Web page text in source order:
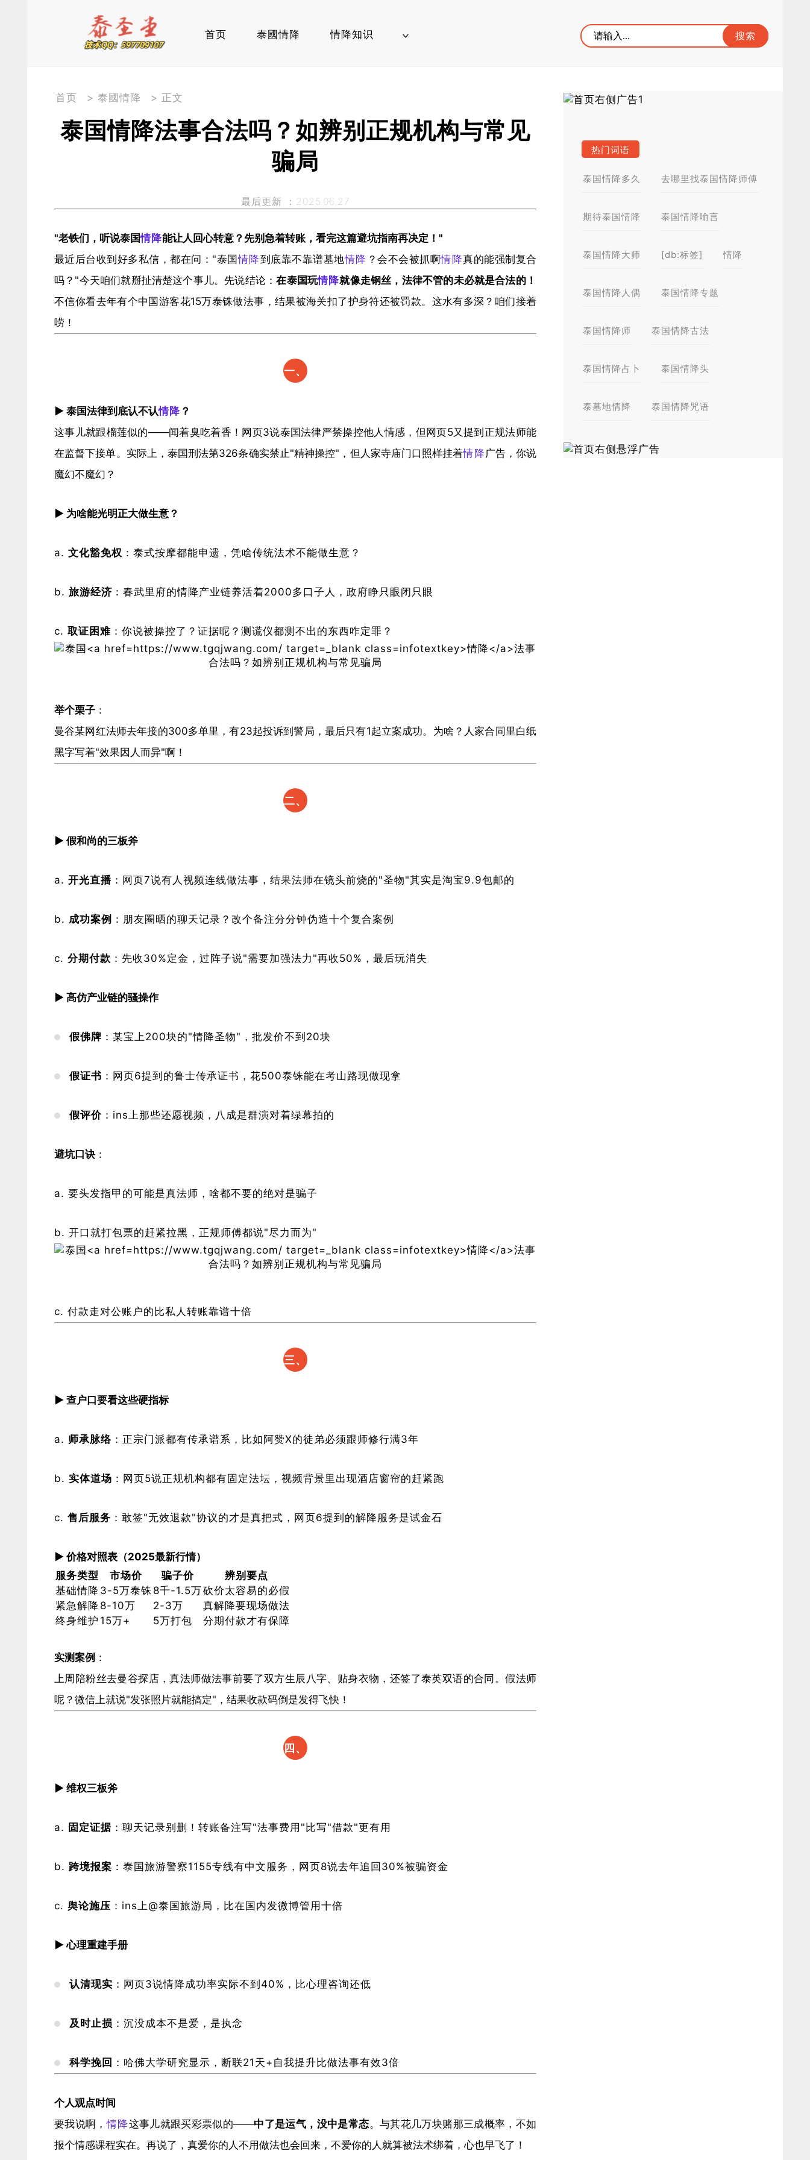
首页 泰國情降 情降知识
首页 > 泰國情降 > 正文
泰国情降法事合法吗？如辨别正规机构与常见
骗局
最后更新 ：2025.06.27
​"老铁们，听说泰国情降能让人回心转意？先别急着转账，看完这篇避坑指南再决定！"​
最近后台收到好多私信，都在问："泰国情降到底靠不靠谱墓地情降 ？会不会被抓啊情降真的能强制复合
吗？"今天咱们就掰扯清楚这个事儿。先说结论：​​在泰国玩情降就像走钢丝，法律不管的未必就是合法的！​
不信你看去年有个中国游客花15万泰铢做法事，结果被海关扣了护身符还被罚款。这水有多深？咱们接着
唠！
​一、
生意​
​▶ 泰国法律到底认不认情降 ？​
这事儿就跟榴莲似的——闻着臭吃着香！网页3说泰国法律严禁操控他人情感，但网页5又提到正规法师能
在监督下接单。实际上，泰国刑法第326条确实禁止"精神操控"，但人家寺庙门口照样挂着情降广告，你说
魔幻不魔幻？
​▶ 为啥能光明正大做生意？​
​文化豁免权​ ​：泰式按摩都能申遗，凭啥传统法术不能做生意？
​旅游经济​ ​：春武里府的情降产业链养活着2000多口子人，政府睁只眼闭只眼
​取证困难​ ​：你说被操控了？证据呢？测谎仪都测不出的东西咋定罪？
​举个栗子​ ​：
曼谷某网红法师去年接的300多单里，有23起投诉到警局，最后只有1起立案成功。为啥？人家合同里白纸
黑字写着"效果因人而异"啊！
​二、
底：
套路
​▶ 假和尚的三板斧​
​开光直播​ ​：网页7说有人视频连线做法事，结果法师在镜头前烧的"圣物"其实是淘宝9.9包邮的
​成功案例​ ​：朋友圈晒的聊天记录？改个备注分分钟伪造十个复合案例
​分期付款​ ​：先收30%定金，过阵子说"需要加强法力"再收50%，最后玩消失
​▶ 高仿产业链的骚操作​
​假佛牌​ ​：某宝上200块的"情降圣物"，批发价不到20块
​假证书​ ​：网页6提到的鲁士传承证书，花500泰铢能在考山路现做现拿
​假评价​ ​：ins上那些还愿视频，八成是群演对着绿幕拍的
​避坑口诀​ ​：
要头发指甲的可能是真法师，啥都不要的绝对是骗子
开口就打包票的赶紧拉黑，正规师傅都说"尽力而为"
付款走对公账户的比私人转账靠谱十倍
​三、
睛：
揪出
​▶ 查户口要看这些硬指标​
​师承脉络​ ​：正宗门派都有传承谱系，比如阿赞X的徒弟必须跟师修行满3年
​实体道场​ ​：网页5说正规机构都有固定法坛，视频背景里出现酒店窗帘的赶紧跑
​售后服务​ ​：敢签"无效退款"协议的才是真把式，网页6提到的解降服务是试金石
​▶ 价格对照表（2025最新行情）​
服务类型
市场价 骗子价
辨别要点
基础情降 3-5万泰铢 8千-1.5万砍价太容易的必假
紧急解降 8-10万 2-3万
真解降要现场做法
终身维护 15万+ 5万打包 分期付款才有保障
​实测案例​ ​：
上周陪粉丝去曼谷探店，真法师做法事前要了双方生辰八字、贴身衣物，还签了泰英双语的合同。假法师
呢？微信上就说"发张照片就能搞定"，结果收款码倒是发得飞快！
​四、
指
钱花
​▶ 维权三板斧​
​固定证据​ ​：聊天记录别删！转账备注写"法事费用"比写"借款"更有用
​跨境报案​ ​：泰国旅游警察1155专线有中文服务，网页8说去年追回30%被骗资金
​舆论施压​ ​：ins上@泰国旅游局，比在国内发微博管用十倍
​▶ 心理重建手册​
​认清现实​ ​：网页3说情降成功率实际不到40%，比心理咨询还低
​及时止损​ ​：沉没成本不是爱，是执念
​科学挽回​ ​：哈佛大学研究显示，断联21天+自我提升比做法事有效3倍
​个人观点时间​
要我说啊，情降这事儿就跟买彩票似的——​​中了是运气，没中是常态​​。与其花几万块赌那三成概率，不如
报个情感课程实在。再说了，真爱你的人不用做法也会回来，不爱你的人就算被法术绑着，心也早飞了！
热门词语
泰国情降多久 去哪里找泰国情降师傅
期待泰国情降 泰国情降喻言
泰国情降大师 [db:标签] 情降
泰国情降人偶 泰国情降专题
泰国情降师 泰国情降古法
泰国情降占卜 泰国情降头
泰墓地情降 泰国情降咒语